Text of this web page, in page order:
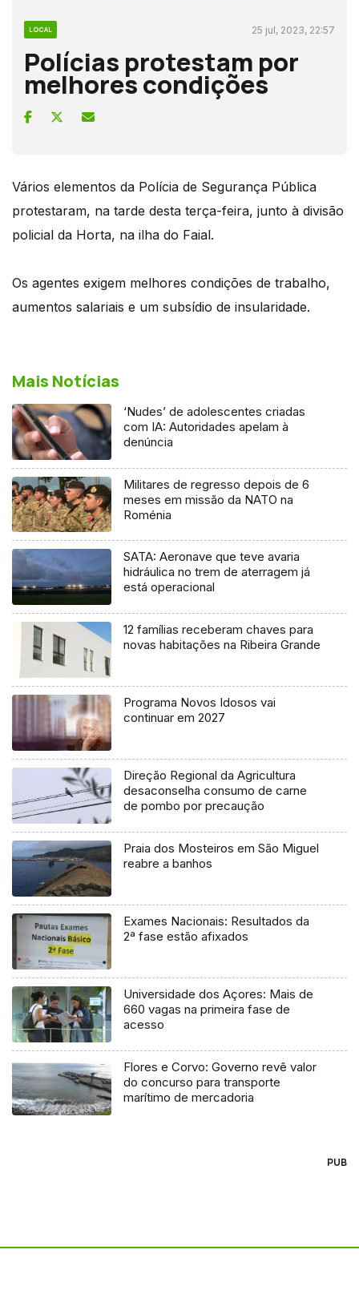
LOCAL 25 jul, 2023, 22:57
Polícias protestam por
melhores condições
Vários elementos da Polícia de Segurança Pública
protestaram, na tarde desta terça-feira, junto à divisão
policial da Horta, na ilha do Faial.
Os agentes exigem melhores condições de trabalho,
aumentos salariais e um subsídio de insularidade.
Mais Notícias
‘Nudes’ de adolescentes criadas
com IA: Autoridades apelam à
denúncia
Militares de regresso depois de 6
meses em missão da NATO na
Roménia
SATA: Aeronave que teve avaria
hidráulica no trem de aterragem já
está operacional
12 famílias receberam chaves para
novas habitações na Ribeira Grande
Programa Novos Idosos vai
continuar em 2027
Direção Regional da Agricultura
desaconselha consumo de carne
de pombo por precaução
Praia dos Mosteiros em São Miguel
reabre a banhos
Exames Nacionais: Resultados da
2ª fase estão afixados
Universidade dos Açores: Mais de
660 vagas na primeira fase de
acesso
Flores e Corvo: Governo revê valor
do concurso para transporte
marítimo de mercadoria
PUB